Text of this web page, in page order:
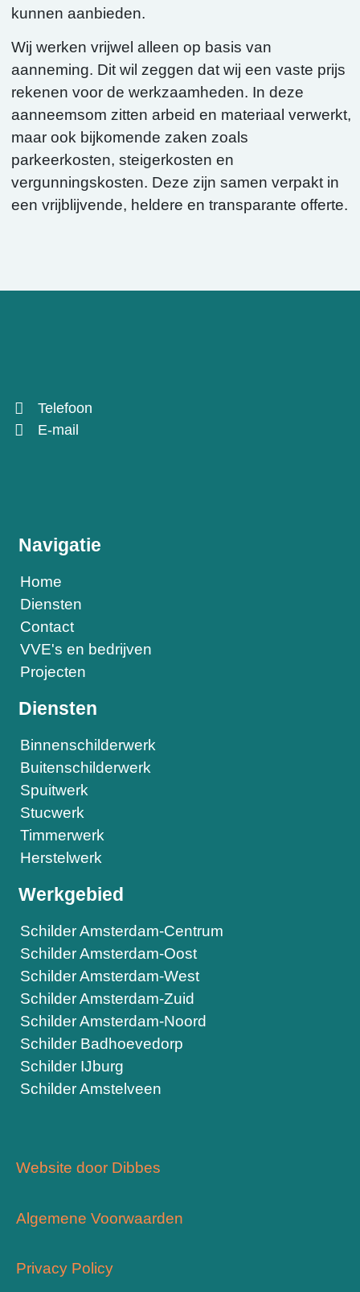
kunnen aanbieden.
Wij werken vrijwel alleen op basis van
aanneming. Dit wil zeggen dat wij een vaste prijs
rekenen voor de werkzaamheden. In deze
aanneemsom zitten arbeid en materiaal verwerkt,
maar ook bijkomende zaken zoals
parkeerkosten, steigerkosten en
vergunningskosten. Deze zijn samen verpakt in
een vrijblijvende, heldere en transparante offerte.
Telefoon
E-mail
Navigatie
Home
Diensten
Contact
VVE's en bedrijven
Projecten
Diensten
Binnenschilderwerk
Buitenschilderwerk
Spuitwerk
Stucwerk
Timmerwerk
Herstelwerk
Werkgebied
Schilder Amsterdam-Centrum
Schilder Amsterdam-Oost
Schilder Amsterdam-West
Schilder Amsterdam-Zuid
Schilder Amsterdam-Noord
Schilder Badhoevedorp
Schilder IJburg
Schilder Amstelveen
Website door Dibbes
Algemene Voorwaarden
Privacy Policy